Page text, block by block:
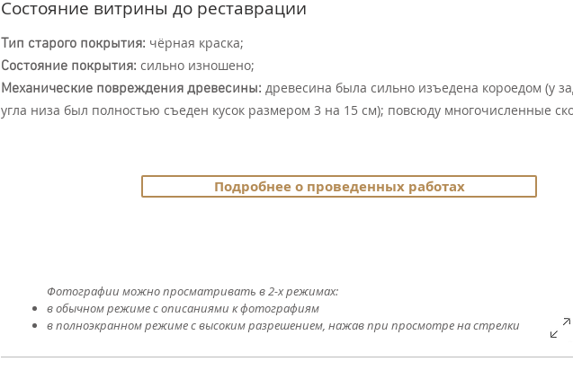
Состояние витрины до реставрации
Тип старого покрытия: чёрная краска;
Состояние покрытия: сильно изношено;
Механические повреждения древесины: древесина была сильно изъедена короедом (у
угла низа был полностью съеден кусок размером 3 на 15 см); повсюду многочисленные
Подробнее о проведенных работах
​Фотографии можно просматривать в 2-х режимах:
в обычном режиме с описаниями к фотографиям
в полноэкранном режиме с высоким разрешением, нажав при просмотре на стрелки